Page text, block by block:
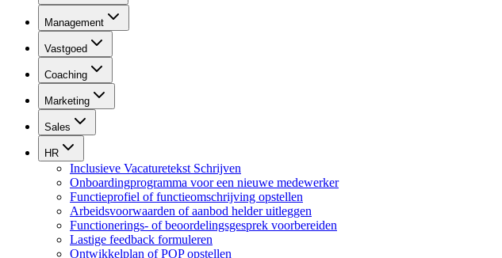
Management
Vastgoed
Coaching
Marketing
Sales
HR
Inclusieve Vacaturetekst Schrijven
Onboardingprogramma voor een nieuwe medewerker
Functieprofiel of functieomschrijving opstellen
Arbeidsvoorwaarden of aanbod helder uitleggen
Functionerings- of beoordelingsgesprek voorbereiden
Lastige feedback formuleren
Ontwikkelplan of POP opstellen